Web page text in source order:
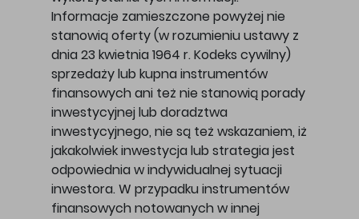
Informacje zamieszczone powyżej nie
stanowią oferty (w rozumieniu ustawy z
dnia 23 kwietnia 1964 r. Kodeks cywilny)
sprzedaży lub kupna instrumentów
finansowych ani też nie stanowią porady
inwestycyjnej lub doradztwa
inwestycyjnego, nie są też wskazaniem, iż
jakakolwiek inwestycja lub strategia jest
odpowiednia w indywidualnej sytuacji
inwestora. W przypadku instrumentów
finansowych notowanych w innej